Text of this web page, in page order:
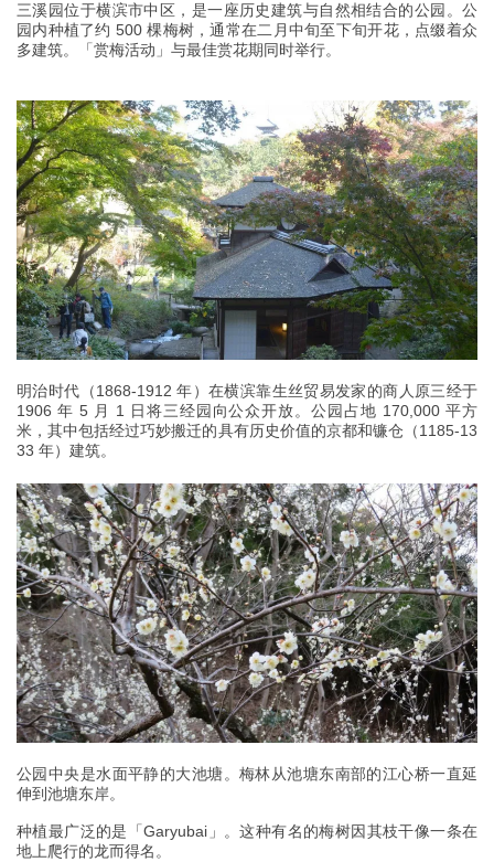
三溪园位于横滨市中区，是一座历史建筑与自然相结合的公园。公
园内种植了约 500 棵梅树，通常在二月中旬至下旬开花，点缀着众
多建筑。「赏梅活动」与最佳赏花期同时举行。
明治时代（1868-1912 年）在横滨靠生丝贸易发家的商人原三经于
1906 年 5 月 1 日将三经园向公众开放。公园占地 170,000 平方
米，其中包括经过巧妙搬迁的具有历史价值的京都和镰仓（1185-13
33 年）建筑。
公园中央是水面平静的大池塘。梅林从池塘东南部的江心桥一直延
伸到池塘东岸。
种植最广泛的是「Garyubai」。这种有名的梅树因其枝干像一条在
地上爬行的龙而得名。